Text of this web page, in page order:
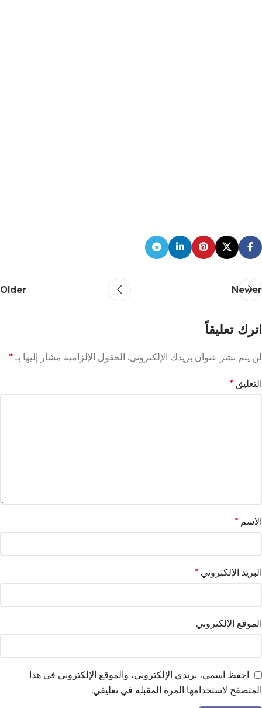
Newer
Older
اترك تعليقاً
لن يتم نشر عنوان بريدك الإلكتروني. الحقول الإلزامية مشار إليها بـ *
التعليق *
الاسم *
البريد الإلكتروني *
الموقع الإلكتروني
احفظ اسمي، بريدي الإلكتروني، والموقع الإلكتروني في هذا
المتصفح لاستخدامها المرة المقبلة في تعليقي.